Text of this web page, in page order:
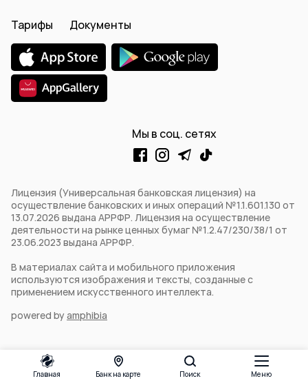
Лицензия (Универсальная банковская лицензия) на
осуществление банковских и иных операций №1.1.601.130 от
13.07.2026 выдана АРРФР. Лицензия на осуществление
деятельности на рынке ценных бумаг №1.2.47/230/38/1 от
23.06.2023 выдана АРРФР.
В материалах сайта и мобильного приложения
используются изображения и тексты, созданные с
применением искусственного интеллекта.
powered by amphibia
Тарифы Документы
Мы в соц. сетях
Главная Банк на карте Поиск Меню